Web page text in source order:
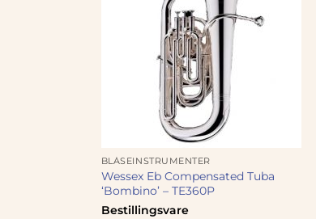
BLÅSEINSTRUMENTER
Wessex Eb Compensated Tuba
‘Bombino’ – TE360P
Bestillingsvare